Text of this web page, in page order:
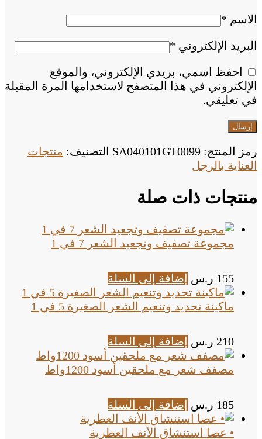
الاسم *
البريد الإلكتروني *
احفظ اسمي، بريدي الإلكتروني، والموقع
الإلكتروني في هذا المتصفح لاستخدامها المرة المقبلة
في تعليقي.
رمز المنتج: SA040101GT0099 التصنيف: منتجات
العناية بالرجل
منتجات ذات صلة
مجموعة تصفيف وتجعيد الشعر 7 في 1
155 ر.س إضافة إلى السلة
ماكينة تحديد وتنعيم الشعر الصغيرة 5 في 1
210 ر.س إضافة إلى السلة
مصفف شعر مع ملحقين أسود 1200واط
185 ر.س إضافة إلى السلة
• عصا استنشاق الأنف العطرية